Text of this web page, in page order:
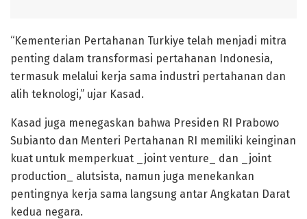
“Kementerian Pertahanan Turkiye telah menjadi mitra
penting dalam transformasi pertahanan Indonesia,
termasuk melalui kerja sama industri pertahanan dan
alih teknologi,” ujar Kasad.
Kasad juga menegaskan bahwa Presiden RI Prabowo
Subianto dan Menteri Pertahanan RI memiliki keinginan
kuat untuk memperkuat _joint venture_ dan _joint
production_ alutsista, namun juga menekankan
pentingnya kerja sama langsung antar Angkatan Darat
kedua negara.